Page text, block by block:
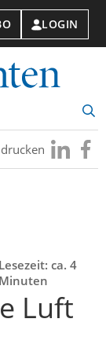
LOGIN
Besuchen
Sie
Sie
Lesezeit: ca. 4
Minuten
Luft